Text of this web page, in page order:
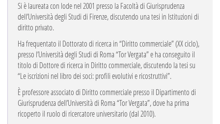
Si è laureata con lode nel 2001 presso la Facoltà di Giurisprudenza
dell’Università degli Studi di Firenze, discutendo una tesi in Istituzioni di
diritto privato.
Ha frequentato il Dottorato di ricerca in “Diritto commerciale” (XX ciclo),
presso l’Università degli Studi di Roma “Tor Vergata” e ha conseguito il
titolo di Dottore di ricerca in Diritto commerciale, discutendo la tesi su
“Le iscrizioni nel libro dei soci: profili evolutivi e ricostruttivi”.
È professore associato di Diritto commerciale presso il Dipartimento di
Giurisprudenza dell’Università di Roma “Tor Vergata”, dove ha prima
ricoperto il ruolo di ricercatore universitario (dal 2010).